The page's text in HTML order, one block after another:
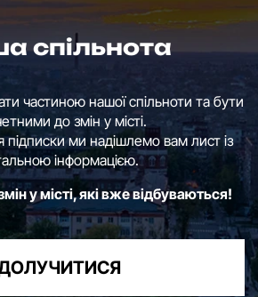
спільнота
частиною нашої спільноти та бути
до змін у місті.
ми надішлемо вам лист із
інформацією.
у місті, які вже відбуваються!